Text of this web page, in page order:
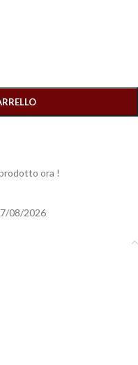
ora !
08/2026